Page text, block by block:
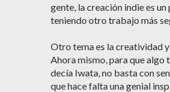
gente, la creación indie es un
teniendo otro trabajo más
Otro tema es la creatividad
Ahora mismo, para que algo
decía Iwata, no basta con
que hace falta una genial